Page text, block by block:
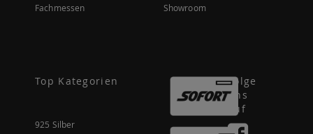
Fachmessen Showroom
Top Kategorien
925 Silber
Folge
uns
auf